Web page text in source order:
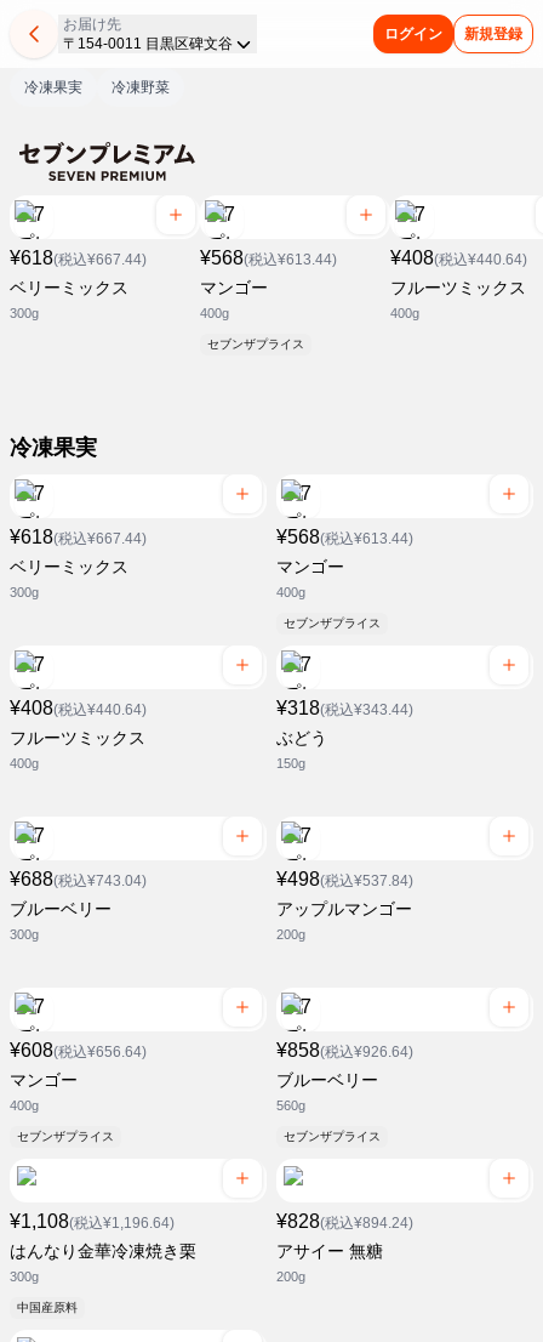
お届け先
〒154-0011 目黒区碑文谷
ログイン 新規登録
冷凍果実 冷凍野菜
¥618(税込¥667.44)
ベリーミックス
300g
¥568(税込¥613.44)
マンゴー
400g
セブンザプライス
¥408(税込¥440.64)
フルーツミックス
400g
冷凍果実
¥618(税込¥667.44)
ベリーミックス
300g
¥568(税込¥613.44)
マンゴー
400g
セブンザプライス
¥408(税込¥440.64)
フルーツミックス
400g
¥318(税込¥343.44)
ぶどう
150g
¥688(税込¥743.04)
ブルーベリー
300g
¥498(税込¥537.84)
アップルマンゴー
200g
¥608(税込¥656.64)
マンゴー
400g
セブンザプライス
¥858(税込¥926.64)
ブルーベリー
560g
セブンザプライス
¥1,108(税込¥1,196.64)
はんなり金華冷凍焼き栗
300g
中国産原料
¥828(税込¥894.24)
アサイー 無糖
200g